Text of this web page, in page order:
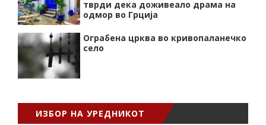
тврди дека доживеало драма на
одмор во Грција
Ограбена црква во кривопаланечко
село
ИЗБОР НА УРЕДНИКОТ